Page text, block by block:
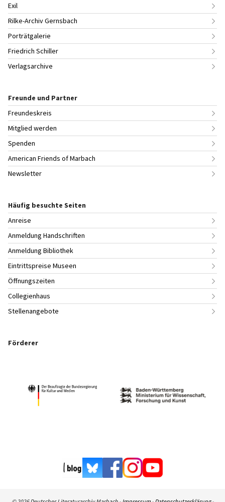
Exil
Rilke-Archiv Gernsbach
Porträtgalerie
Friedrich Schiller
Verlagsarchive
Freunde und Partner
Freundeskreis
Mitglied werden
Spenden
American Friends of Marbach
Newsletter
Häufig besuchte Seiten
Anreise
Anmeldung Handschriften
Anmeldung Bibliothek
Eintrittspreise Museen
Öffnungszeiten
Collegienhaus
Stellenangebote
Förderer